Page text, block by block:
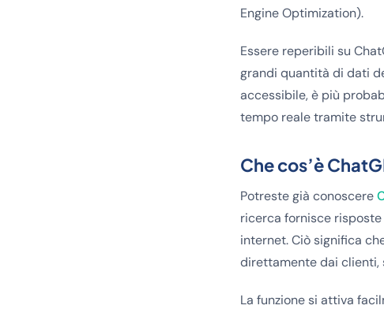
Engine Optimization).
Essere reperibili su
grandi quantità di dati
accessibile, è più
tempo reale tramite
Che cos’è
Potreste già conoscere
ricerca fornisce
internet. Ciò significa
direttamente dai clienti,
La funzione si attiva